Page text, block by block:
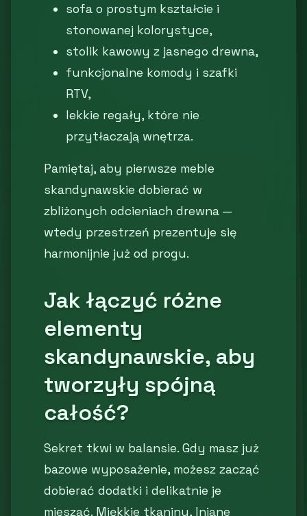
sofa o prostym kształcie i
stonowanej kolorystyce,
stolik kawowy z jasnego drewna,
funkcjonalne komody i szafki
RTV,
lekkie regały, które nie
przytłaczają wnętrza.
Pamiętaj, aby pierwsze meble
skandynawskie dobierać w
zbliżonych odcieniach drewna —
wtedy przestrzeń prezentuje się
harmonijnie już od progu.
Jak łączyć różne
elementy
skandynawskie, aby
tworzyły spójną
całość?
Sekret tkwi w balansie. Gdy masz już
bazowe wyposażenie, możesz zacząć
dobierać dodatki i delikatnie je
mieszać. Miękkie tkaniny, lniane